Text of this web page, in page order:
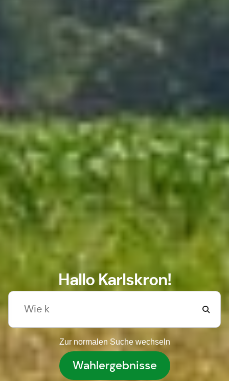
Hallo Karlskron!
Zur normalen Suche wechseln
Wahlergebnisse